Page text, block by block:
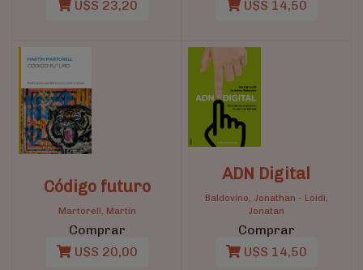
U$S 23,20
U$S 14,50
Código futuro
Martorell, Martín
Comprar
U$S 20,00
ADN Digital
Baldovino, Jonathan - Loidi,
Jonatan
Comprar
U$S 14,50